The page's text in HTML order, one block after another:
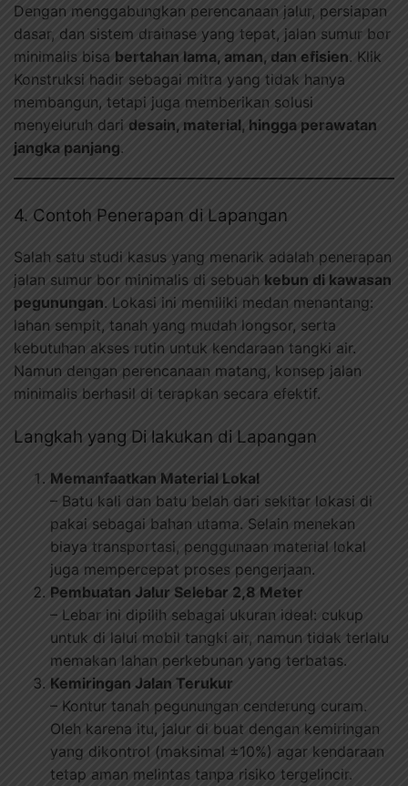
Dengan menggabungkan perencanaan jalur, persiapan
dasar, dan sistem drainase yang tepat, jalan sumur bor
minimalis bisa bertahan lama, aman, dan efisien. Klik
Konstruksi hadir sebagai mitra yang tidak hanya
membangun, tetapi juga memberikan solusi
menyeluruh dari desain, material, hingga perawatan
jangka panjang.
4. Contoh Penerapan di Lapangan
Salah satu studi kasus yang menarik adalah penerapan
jalan sumur bor minimalis di sebuah kebun di kawasan
pegunungan. Lokasi ini memiliki medan menantang:
lahan sempit, tanah yang mudah longsor, serta
kebutuhan akses rutin untuk kendaraan tangki air.
Namun dengan perencanaan matang, konsep jalan
minimalis berhasil di terapkan secara efektif.
Langkah yang Di lakukan di Lapangan
Memanfaatkan Material Lokal
– Batu kali dan batu belah dari sekitar lokasi di
pakai sebagai bahan utama. Selain menekan
biaya transportasi, penggunaan material lokal
juga mempercepat proses pengerjaan.
Pembuatan Jalur Selebar 2,8 Meter
– Lebar ini dipilih sebagai ukuran ideal: cukup
untuk di lalui mobil tangki air, namun tidak terlalu
memakan lahan perkebunan yang terbatas.
Kemiringan Jalan Terukur
– Kontur tanah pegunungan cenderung curam.
Oleh karena itu, jalur di buat dengan kemiringan
yang dikontrol (maksimal ±10%) agar kendaraan
tetap aman melintas tanpa risiko tergelincir.